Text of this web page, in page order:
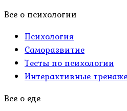
Все о психологии
Психология
Саморазвитие
Тесты по психологии
Интерактивные
Все о еде